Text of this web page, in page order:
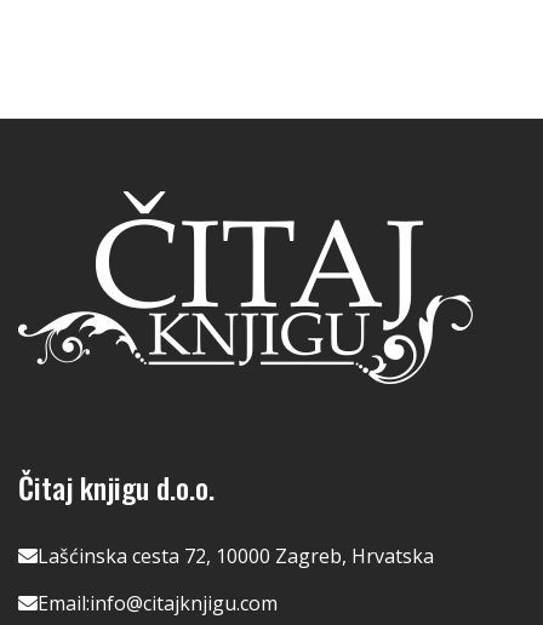
Čitaj knjigu d.o.o.
Lašćinska cesta 72, 10000 Zagreb, Hrvatska
Email:info@citajknjigu.com